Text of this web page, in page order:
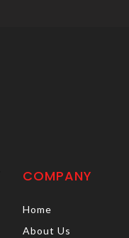
COMPANY
Home
About Us